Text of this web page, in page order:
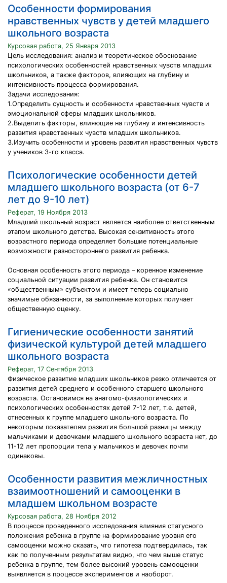
Особенности формирования
нравственных чувств у детей младшего
школьного возраста
Курсовая работа, 25 Января 2013
Цель исследования: анализ и теоретическое обоснование
психологических особенностей нравственных чувств младших
школьников, а также факторов, влияющих на глубину и
интенсивность процесса формирования.
Задачи исследования:
1.Определить сущность и особенности нравственных чувств и
эмоциональной сферы младших школьников.
2.Выделить факторы, влияющие на глубину и интенсивность
развития нравственных чувств младших школьников.
3.Изучить особенности и уровень развития нравственных чувств
у учеников 3-го класса.
Психологические особенности детей
младшего школьного возраста (от 6-7
лет до 9-10 лет)
Реферат, 19 Ноября 2013
Младший школьный возраст является наиболее ответственным
этапом школьного детства. Высокая сензитивность этого
возрастного периода определяет большие потенциальные
возможности разностороннего развития ребенка.
Основная особенность этого периода – коренное изменение
социальной ситуации развития ребенка. Он становится
«общественным» субъектом и имеет теперь социально
значимые обязанности, за выполнение которых получает
общественную оценку.
Гигиенические особенности занятий
физической культурой детей младшего
школьного возраста
Реферат, 17 Сентября 2013
Физическое развитие младших школьников резко отличается от
развития детей среднего и особенного старшего школьного
возраста. Остановимся на анатомо-физиологических и
психологических особенностях детей 7-12 лет, т.е. детей,
отнесенных к группе младшего школьного возраста. По
некоторым показателям развития большой разницы между
мальчиками и девочками младшего школьного возраста нет, до
11-12 лет пропорции тела у мальчиков и девочек почти
одинаковы.
Особенности развития межличностных
взаимоотношений и самооценки в
младшем школьном возрасте
Курсовая работа, 28 Ноября 2012
В процессе проведенного исследования влияния статусного
положения ребенка в группе на формирование уровня его
самооценки можно сказать, что гипотеза подтвердилась, так
как по полученным результатам видно, что чем выше статус
ребенка в группе, тем более высокий уровень самооценки
выявляется в процессе экспериментов и наоборот.